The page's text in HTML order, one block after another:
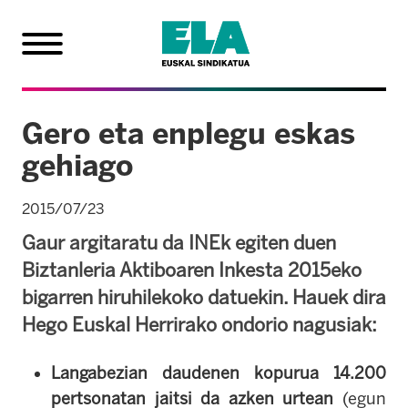
Gero eta enplegu eskas
gehiago
2015/07/23
Gaur argitaratu da INEk egiten duen
Biztanleria Aktiboaren Inkesta 2015eko
bigarren hiruhilekoko datuekin. Hauek dira
Hego Euskal Herrirako ondorio nagusiak:
Langabezian daudenen kopurua 14.200
pertsonatan jaitsi da azken urtean (egun